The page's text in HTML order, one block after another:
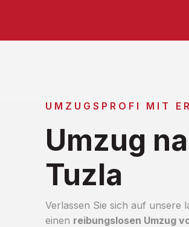
UMZUGSPROFI MIT
Umzug
Tuzla
Verlassen Sie sich auf unsere
einen reibungslosen Umzug